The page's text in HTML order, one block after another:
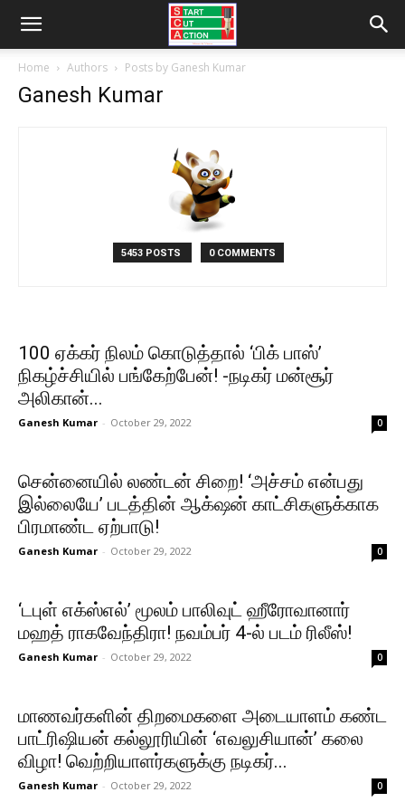
Home Authors Posts by Ganesh Kumar
Ganesh Kumar
5453 POSTS 0 COMMENTS
100 ஏக்கர் நிலம் கொடுத்தால் ‘பிக் பாஸ்’
நிகழ்ச்சியில் பங்கேற்பேன்! -நடிகர் மன்சூர்
அலிகான்...
Ganesh Kumar - October 29, 2022 0
சென்னையில் லண்டன் சிறை! ‘அச்சம் என்பது
இல்லையே’ படத்தின் ஆக்‌ஷன் காட்சிகளுக்காக
பிரமாண்ட ஏற்பாடு!
Ganesh Kumar - October 29, 2022 0
‘டபுள் எக்ஸ்எல்’ மூலம் பாலிவுட் ஹீரோவானார்
மஹத் ராகவேந்திரா! நவம்பர் 4-ல் படம் ரிலீஸ்!
Ganesh Kumar - October 29, 2022 0
மாணவர்களின் திறமைகளை அடையாளம் கண்ட
பாட்ரிஷியன் கல்லூரியின் ‘எவலுசியான்’ கலை
விழா! வெற்றியாளர்களுக்கு நடிகர்...
Ganesh Kumar - October 29, 2022 0